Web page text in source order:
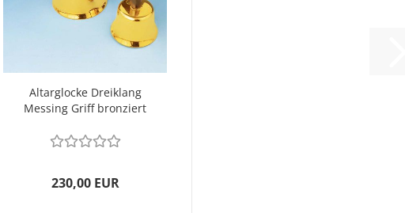
Altarglocke Dreiklang
Messing Griff bronziert
230,00 EUR